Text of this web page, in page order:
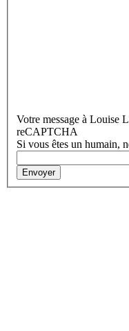
Votre message à Louise
reCAPTCHA
Si vous êtes un humain,
Envoyer